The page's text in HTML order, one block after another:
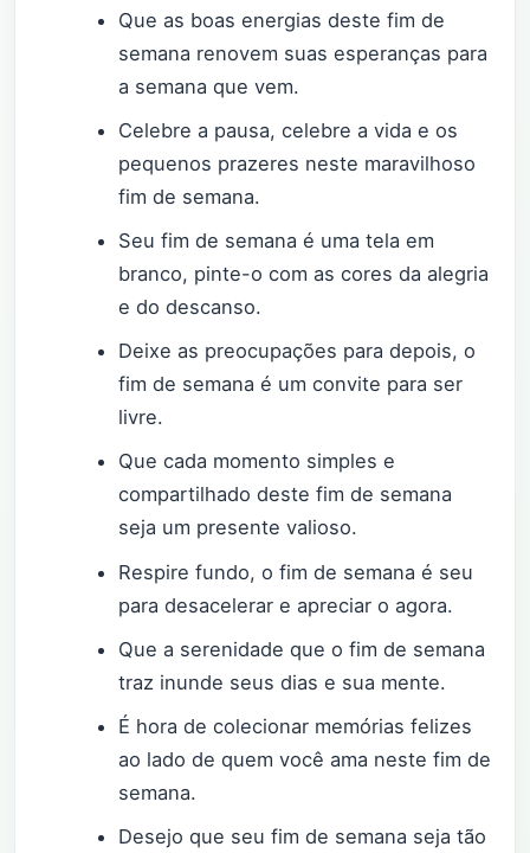
Que as boas energias deste fim de
semana renovem suas esperanças para
a semana que vem.
Celebre a pausa, celebre a vida e os
pequenos prazeres neste maravilhoso
fim de semana.
Seu fim de semana é uma tela em
branco, pinte-o com as cores da alegria
e do descanso.
Deixe as preocupações para depois, o
fim de semana é um convite para ser
livre.
Que cada momento simples e
compartilhado deste fim de semana
seja um presente valioso.
Respire fundo, o fim de semana é seu
para desacelerar e apreciar o agora.
Que a serenidade que o fim de semana
traz inunde seus dias e sua mente.
É hora de colecionar memórias felizes
ao lado de quem você ama neste fim de
semana.
Desejo que seu fim de semana seja tão